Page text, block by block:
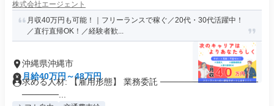
株式会社エージェント
月収40万円も可能！｜フリーランスで稼ぐ／20代・30代活躍中！
／直行直帰OK！／経験者歓...
沖縄県沖縄市
月給40万円～48万円
求める人材: 【雇用形態】 業務委託 ────────────────
──────...